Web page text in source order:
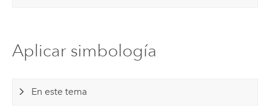
Aplicar simbología
En este tema